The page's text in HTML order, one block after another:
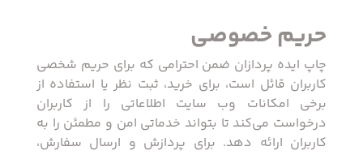
حریم خصوصی
چاپ ایده پردازان ضمن احترامی‌ که برای حریم شخصی
کاربران قائل است، برای خرید، ثبت نظر یا استفاده از
برخی امکانات وب سایت اطلاعاتی را از کاربران
درخواست می‌کند تا بتواند خدماتی امن و مطمئن را به
کاربران ارائه دهد. برای پردازش و ارسال سفارش،